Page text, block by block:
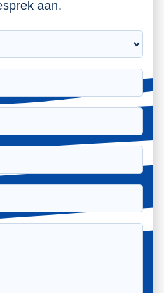
aan.